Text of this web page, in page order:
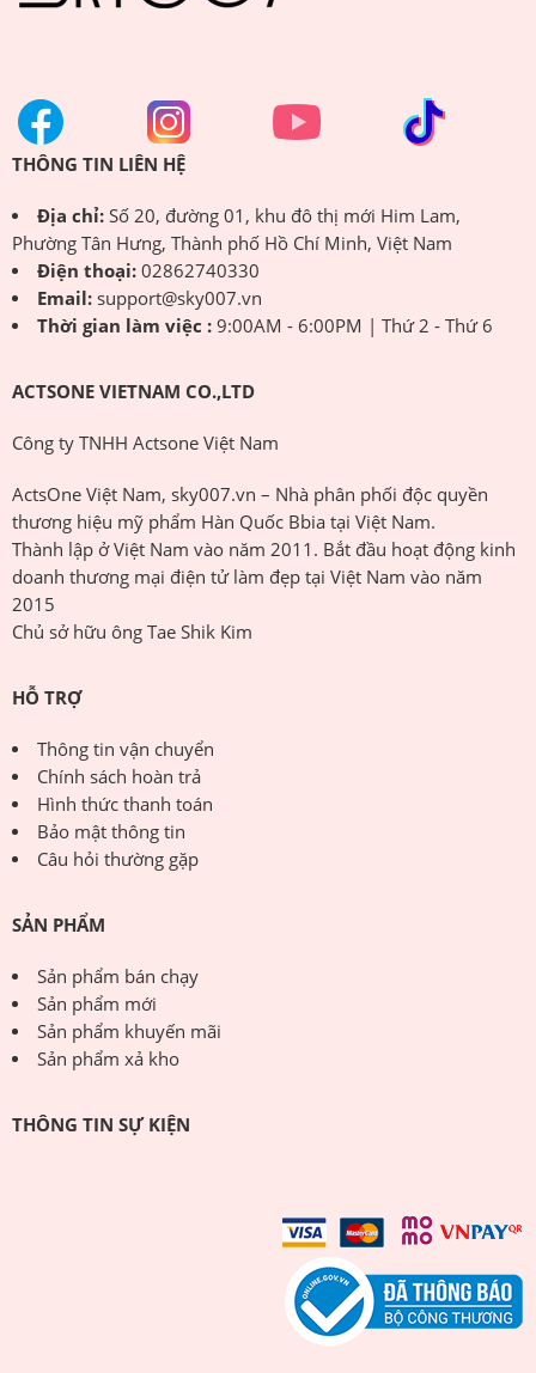
THÔNG TIN LIÊN HỆ
Địa chỉ:Số 20, đường 01, khu đô thị mới Him Lam,
Phường Tân Hưng, Thành phố Hồ Chí Minh, Việt Nam
Điện thoại:02862740330
Email:support@sky007.vn
Thời gian làm việc :9:00AM - 6:00PM | Thứ 2 - Thứ 6
ACTSONE VIETNAM CO.,LTD
Công ty TNHH Actsone Việt Nam
ActsOne Việt Nam, sky007.vn – Nhà phân phối độc quyền
thương hiệu mỹ phẩm Hàn Quốc Bbia tại Việt Nam.
Thành lập ở Việt Nam vào năm 2011. Bắt đầu hoạt động kinh
doanh thương mại điện tử làm đẹp tại Việt Nam vào năm
2015
Chủ sở hữu ông Tae Shik Kim
HỖ TRỢ
Thông tin vận chuyển
Chính sách hoàn trả
Hình thức thanh toán
Bảo mật thông tin
Câu hỏi thường gặp
SẢN PHẨM
Sản phẩm bán chạy
Sản phẩm mới
Sản phẩm khuyến mãi
Sản phẩm xả kho
THÔNG TIN SỰ KIỆN